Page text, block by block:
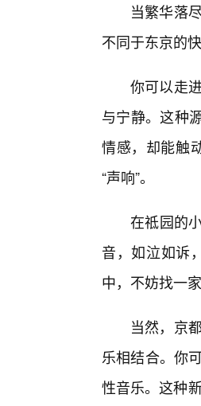
当繁华落
不同于东京的
你可以走
与宁静。这种
情感，却能触
“声响”。
在祗园的
音，如泣如诉
中，不妨找一
当然，京
乐相结合。你
性音乐。这种